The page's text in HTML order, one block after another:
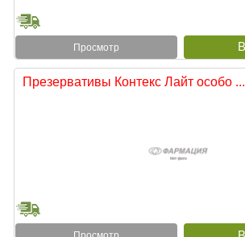
Просмотр
Презервативы Контекс Лайт особо ...